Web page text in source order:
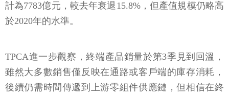
計為7783億元，較去年衰退15.8%，但產值規模仍略高
於2020年的水準。
TPCA進一步觀察，終端產品銷量於第3季見到回溫，
雖然大多數銷售僅反映在通路或客戶端的庫存消耗，
後續仍需時間傳遞到上游零組件供應鏈，但相信在終